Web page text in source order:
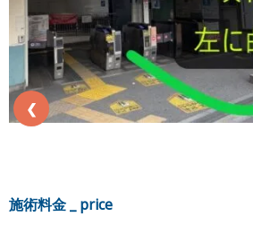
❮
施術料金 _ price